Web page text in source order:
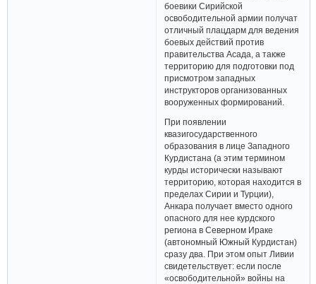
боевики Сирийской
освободительной армии получат
отличный плацдарм для ведения
боевых действий против
правительства Асада, а также
территорию для подготовки под
присмотром западных
инструкторов организованных
вооруженных формирований.
При появлении
квазигосударственного
образования в лице Западного
Курдистана (а этим термином
курды исторически называют
территорию, которая находится в
пределах Сирии и Турции),
Анкара получает вместо одного
опасного для нее курдского
региона в Северном Ираке
(автономный Южный Курдистан)
сразу два. При этом опыт Ливии
свидетельствует: если после
«освободительной» войны на